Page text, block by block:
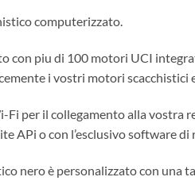
computerizzato.
con piu di 100 motori UCI
i vostri motori scacchistici
per il collegamento alla vostra
APi o con l’esclusivo software
nero è personalizzato con una